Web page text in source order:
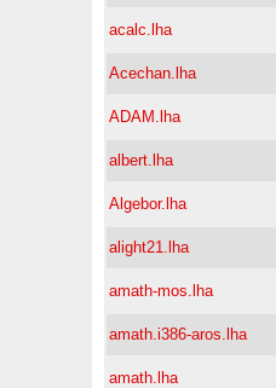
acalc.lha
Acechan.lha
ADAM.lha
albert.lha
Algebor.lha
alight21.lha
amath-mos.lha
amath.i386-aros.lha
amath.lha